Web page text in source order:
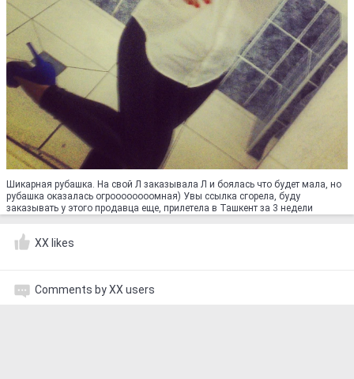
Шикарная рубашка. На свой Л заказывала Л и боялась что будет мала, но
рубашка оказалась огроооооооомная) Увы ссылка сгорела, буду
заказывать у этого продавца еще, прилетела в Ташкент за 3 недели
XX likes
Comments by XX users